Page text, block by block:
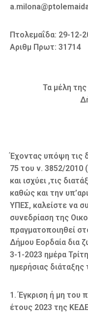
Πτολεμαΐδα: 29-12-
Αριθμ Πρωτ: 31714
Τα μέλη
Έχοντας υπόψη τις
75 του ν. 3852/2010
και ισχύει ,τις
καθώς και την
ΥΠΕΣ, καλείστε να
συνεδρίαση της
πραγματοποιηθεί
Δήμου Εορδαία δια
3-1-2023 ημέρα
ημερήσιας διάταξης
1. Έγκριση ή μη του
έτους 2023 της